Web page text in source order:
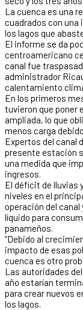
La cuenca es una
cuadrados con una
los lagos que
El informe se da
centroamericano
canal fue
administrador
calentamiento
En los primeros
tuvieron que poner
ampliada, lo que
menos carga
Expertos del canal
presente estación
una medida que
ingresos.
El déficit de lluvias
niveles en el
operación del canal
líquido para
panameños.
“Debido al
impacto de esas
cuenca es otro
Las autoridades
año estarían
para crear nuevos
los lagos.